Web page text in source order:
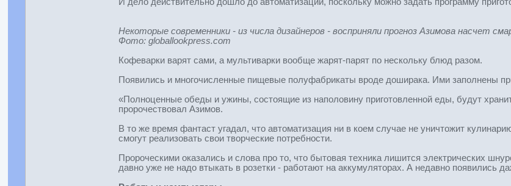
Некоторые современники - из числа дизайнеров - восприняли прогноз Азимова насчет
Фото: globallookpress.com
Кофеварки варят сами, а мультиварки вообще жарят-парят по нескольку блюд разом.
Появились и многочисленные пищевые полуфабрикаты вроде доширака. Ими заполнены
«Полноценные обеды и ужины, состоящие из наполовину приготовленной еды, будут
пророчествовал Азимов.
В то же время фантаст угадал, что автоматизация ни в коем случае не уничтожит
смогут реализовать свои творческие потребности.
Пророческими оказались и слова про то, что бытовая техника лишится электрических
давно уже не надо втыкать в розетки - работают на аккумуляторах. А недавно появились